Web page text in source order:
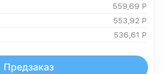
559,69 Р
553,92 Р
536,61 Р
Предзаказ